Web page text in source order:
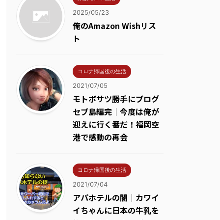
2025/05/23
俺のAmazon Wishリス
ト
コロナ帰国後の生活
2021/07/05
モトボサツ勝手にブログ
セブ島編完｜今度は俺が
迎えに行く番だ！福岡空
港で感動の再会
コロナ帰国後の生活
2021/07/04
アパホテルの闇｜カワイ
イちゃんに日本の牛乳を